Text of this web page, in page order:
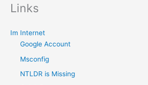
Links
Im Internet
Google Account
Msconfig
NTLDR is Missing